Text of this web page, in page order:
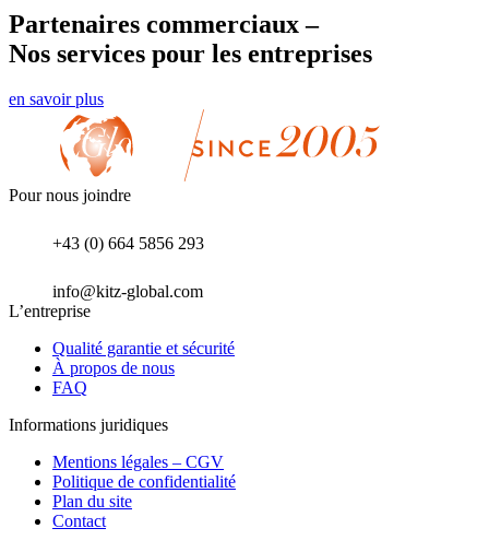
Partenaires commerciaux –
Nos services pour les entreprises
en savoir plus
Pour nous joindre
+43 (0) 664 5856 293
info@kitz-global.com
L’entreprise
Qualité garantie et sécurité
À propos de nous
FAQ
Informations juridiques
Mentions légales – CGV
Politique de confidentialité
Plan du site
Contact